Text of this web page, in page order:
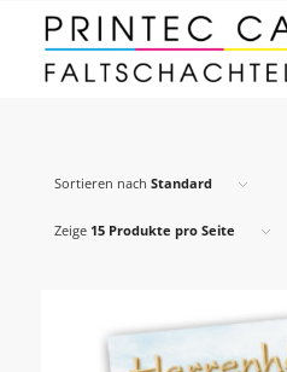
Sortieren nach Standard
Zeige 15 Produkte pro Seite